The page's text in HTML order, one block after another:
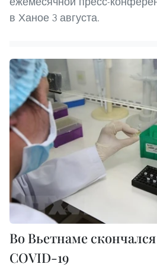
в Ханое 3 августа.
Во Вьетнаме
COVID-19